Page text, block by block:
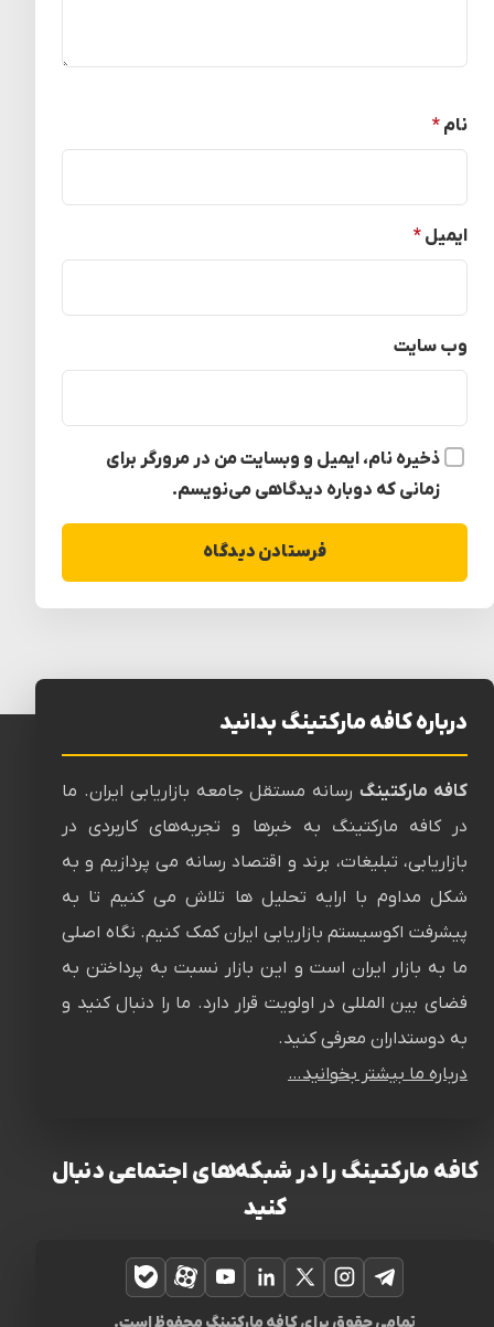
نام *
ایمیل *
وب‌ سایت
ذخیره نام، ایمیل و وبسایت من در مرورگر برای
زمانی که دوباره دیدگاهی می‌نویسم.
درباره کافه مارکتینگ بدانید
کافه مارکتینگرسانه‌ مستقل جامعه بازاریابی ایران. ما
در کافه مارکتینگ به خبرها و تجربه‌های کاربردی در
بازاریابی، تبلیغات، برند و اقتصاد رسانه می پردازیم و به
شکل مداوم با ارایه تحلیل ها تلاش می کنیم تا به
پیشرفت اکوسیستم بازاریابی ایران کمک کنیم. نگاه اصلی
ما به بازار ایران است و این بازار نسبت به پرداختن به
فضای بین المللی در اولویت قرار دارد. ما را دنبال کنید و
به دوستداران معرفی کنید.
درباره ما بیشتر بخوانید…
کافه مارکتینگ را در شبکه‌های اجتماعی دنبال
کنید
تلگراماینستاگرام
ایکسلینکدینیوتیوبآپاراتبله